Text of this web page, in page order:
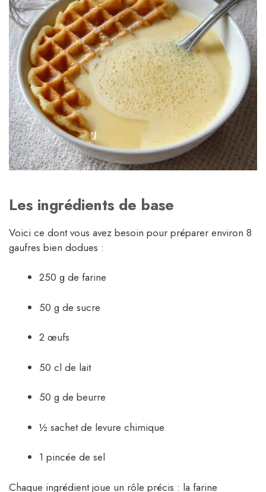
Les ingrédients de base
Voici ce dont vous avez besoin pour préparer environ 8
gaufres bien dodues :
250 g de farine
50 g de sucre
2 œufs
50 cl de lait
50 g de beurre
½ sachet de levure chimique
1 pincée de sel
Chaque ingrédient joue un rôle précis : la farine